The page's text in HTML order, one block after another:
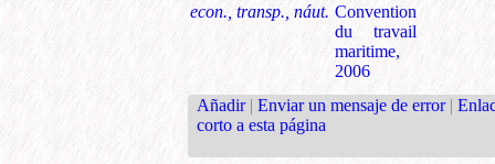
econ., transp., náut. Convention
du travail
maritime,
2006
Añadir | Enviar un mensaje de error |
corto a esta página